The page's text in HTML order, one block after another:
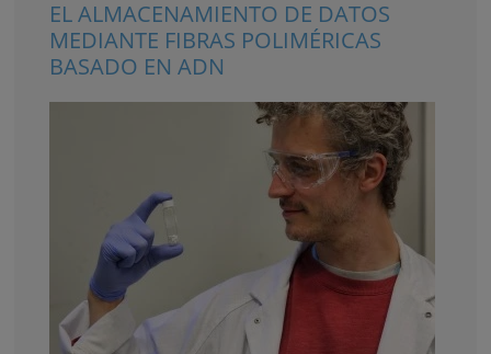
EL ALMACENAMIENTO DE DATOS
MEDIANTE FIBRAS POLIMÉRICAS
BASADO EN ADN